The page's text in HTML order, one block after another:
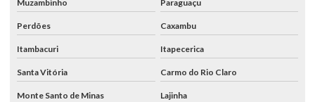
Muzambinho Paraguaçu
Perdões Caxambu
Itambacuri Itapecerica
Santa Vitória Carmo do Rio Claro
Monte Santo de Minas Lajinha